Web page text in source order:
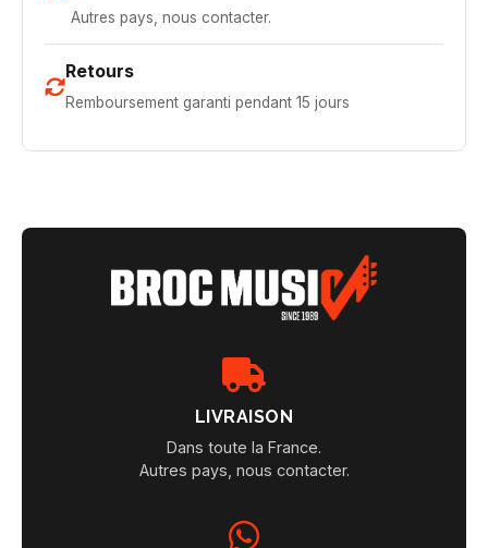
Autres pays, nous contacter.
Retours
Remboursement garanti pendant 15 jours
LIVRAISON
Dans toute la France.
Autres pays, nous contacter.